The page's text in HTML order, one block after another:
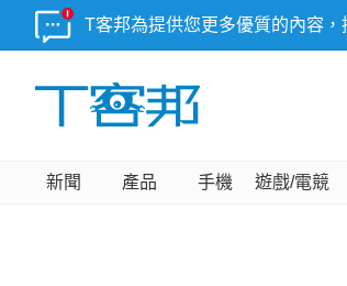
T客邦為提供您更多優質的內容
新聞 產品 手機 遊戲/電競